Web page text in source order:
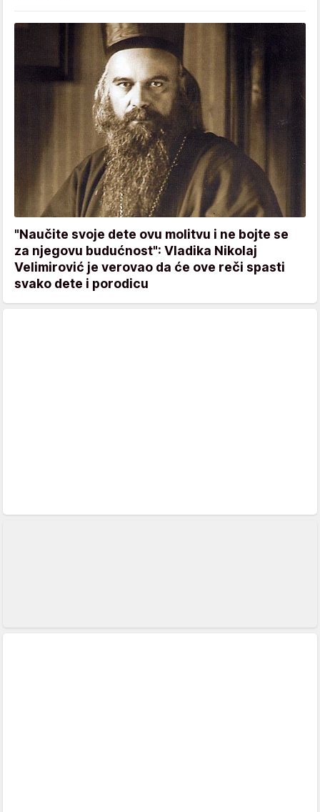
"Naučite svoje dete ovu molitvu i ne bojte se
za njegovu budućnost": Vladika Nikolaj
Velimirović je verovao da će ove reči spasti
svako dete i porodicu